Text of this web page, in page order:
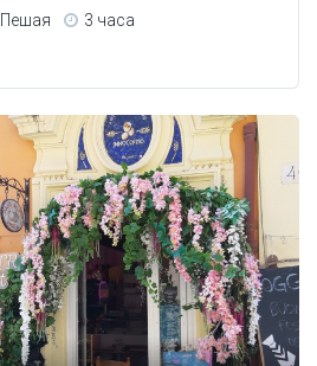
Пешая 3 часа